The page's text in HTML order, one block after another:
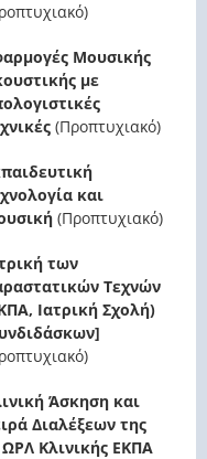
Μουσικής
με
(Προπτυχιακό)
και
(Προπτυχιακό)
των
Τεχνών
Ιατρική Σχολή)
Άσκηση και
Διαλέξεων της
Κλινικής ΕΚΠΑ